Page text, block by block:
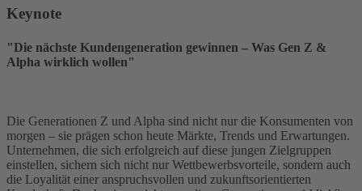
Keynote
"Die nächste Kundengeneration gewinnen – Was Gen Z &
Alpha wirklich wollen"
Die Generationen Z und Alpha sind nicht nur die Konsumenten von
morgen – sie prägen schon heute Märkte, Trends und Erwartungen.
Unternehmen, die sich erfolgreich auf diese jungen Zielgruppen
einstellen, sichern sich nicht nur Wettbewerbsvorteile, sondern auch
die Loyalität einer anspruchsvollen und zukunftsorientierten